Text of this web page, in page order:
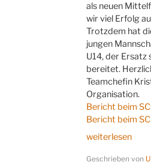
als neuen
wir viel Erfolg
Trotzdem hat
jungen
U14, der Ersatz
bereitet.
Teamchefin
Organisation.
Bericht beim
Bericht beim
weiterlesen
Geschrieben von